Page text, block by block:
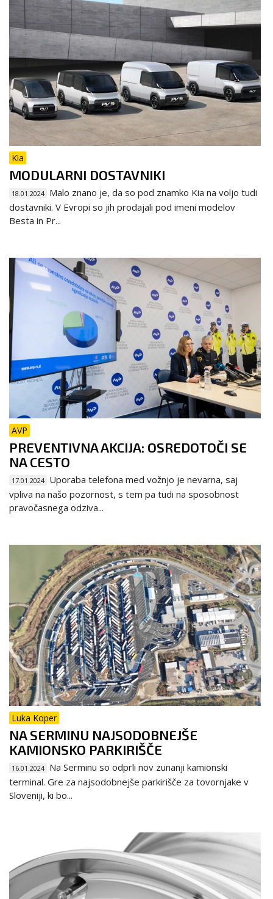
Kia
MODULARNI DOSTAVNIKI
18.01.2024 Malo znano je, da so pod znamko Kia na voljo tudi
dostavniki. V Evropi so jih prodajali pod imeni modelov
Besta in Pr...
AVP
PREVENTIVNA AKCIJA: OSREDOTOČI SE
NA CESTO
17.01.2024 Uporaba telefona med vožnjo je nevarna, saj
vpliva na našo pozornost, s tem pa tudi na sposobnost
pravočasnega odziva...
Luka Koper
NA SERMINU NAJSODOBNEJŠE
KAMIONSKO PARKIRIŠČE
16.01.2024 Na Serminu so odprli nov zunanji kamionski
terminal. Gre za najsodobnejše parkirišče za tovornjake v
Sloveniji, ki bo...